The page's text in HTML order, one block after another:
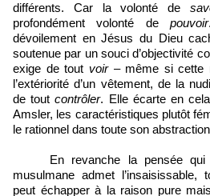
différents. Car la volonté de
profondément volonté de pouvoir
dévoilement en Jésus du Dieu
soutenue par un souci d’objectivité
exige de tout voir– même si cette
l’extériorité d’un vêtement, de la
de toutcontrôler. Elle écarte en
Amsler, les caractéristiques plutôt
le rationnel dans toute son
En revanche la pensée qui
musulmane admet l’insaisissable,
peut échapper à la raison pure